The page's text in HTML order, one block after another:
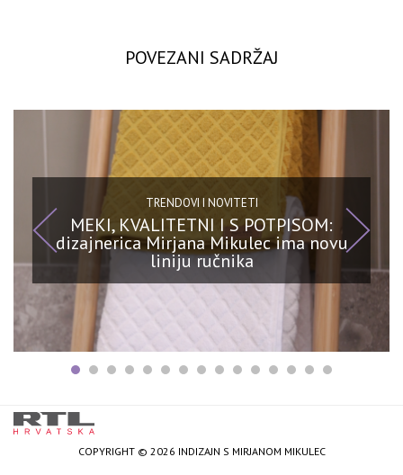
POVEZANI SADRŽAJ
TRENDOVI I NOVITETI
MEKI, KVALITETNI I S POTPISOM:
dizajnerica Mirjana Mikulec ima novu
liniju ručnika
COPYRIGHT © 2026 INDIZAJN S MIRJANOM MIKULEC